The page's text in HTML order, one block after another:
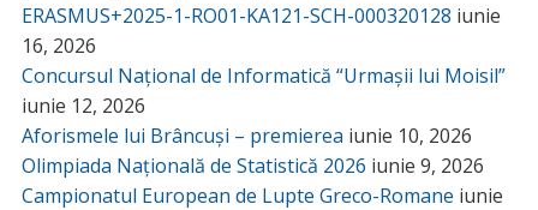
ERASMUS+2025-1-RO01-KA121-SCH-000320128 iunie
16, 2026
Concursul Național de Informatică “Urmașii lui Moisil”
iunie 12, 2026
Aforismele lui Brâncuși – premierea iunie 10, 2026
Olimpiada Națională de Statistică 2026 iunie 9, 2026
Campionatul European de Lupte Greco-Romane iunie